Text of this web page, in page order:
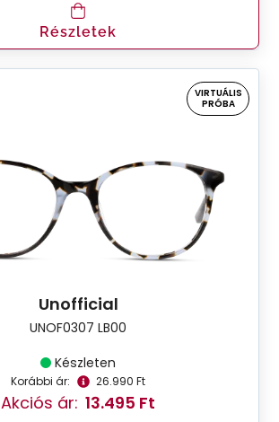
Részletek
VIRTUÁLIS
PRÓBA
Unofficial
UNOF0307 LB00
Készleten
Korábbi ár: 26.990 Ft
Akciós ár: 13.495 Ft